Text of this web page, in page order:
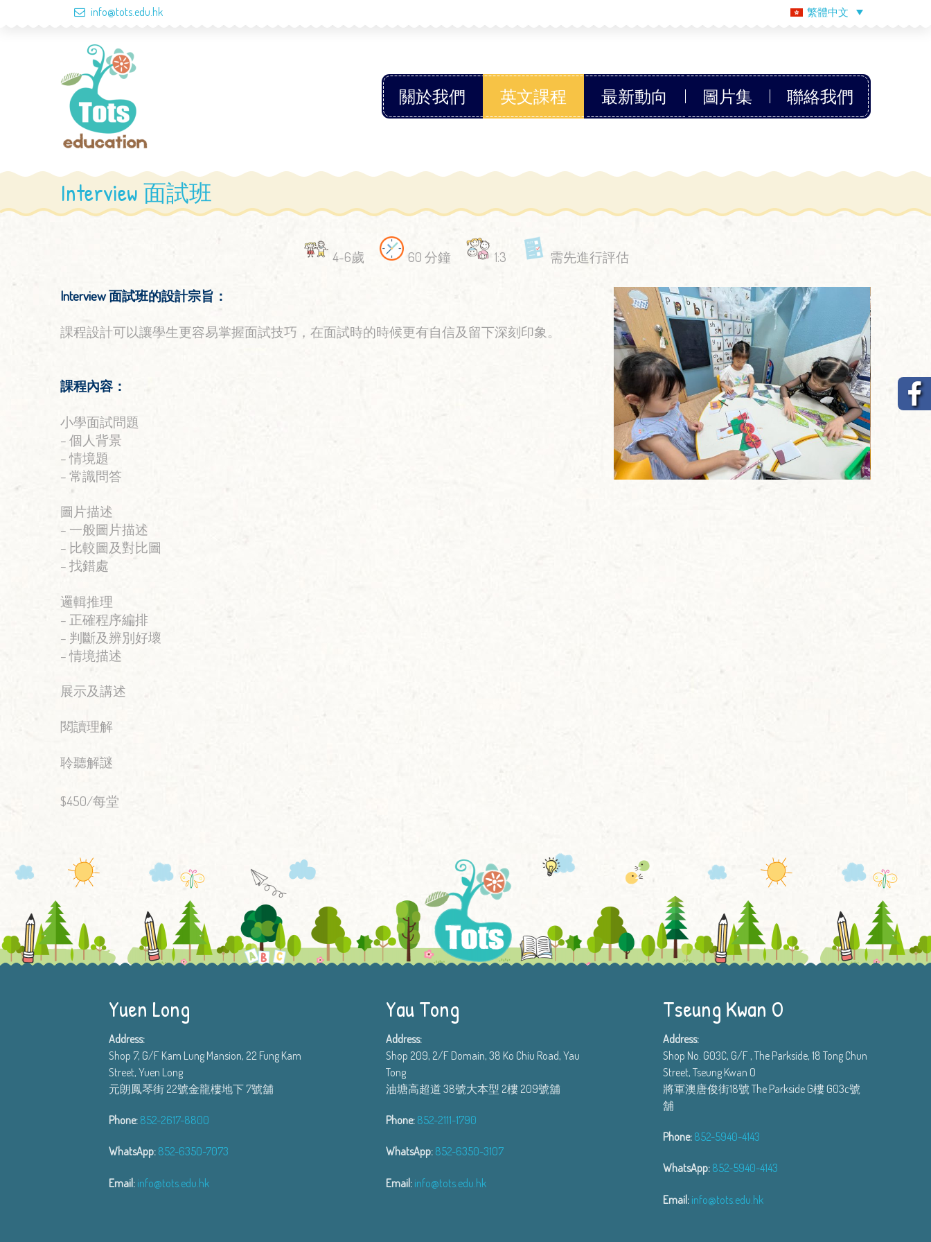
info@tots.edu.hk 繁體中文
關於我們 英文課程 最新動向 圖片集 聯絡我們
Interview 面試班
4-6歲 60 分鐘 1:3 需先進行評估
Interview 面試班的設計宗旨：
課程設計可以讓學生更容易掌握面試技巧，在面試時的時候更有自信及留下深刻印象。
課程內容：
小學面試問題
– 個人背景
– 情境題
– 常識問答
圖片描述
– 一般圖片描述
– 比較圖及對比圖
– 找錯處
邏輯推理
– 正確程序編排
– 判斷及辨別好壞
– 情境描述
展示及講述
閱讀理解
聆聽解謎
$450/每堂
Yuen Long
Address:
Shop 7, G/F Kam Lung Mansion, 22 Fung Kam
Street, Yuen Long
元朗鳳琴街 22號金龍樓地下 7號舖
Phone: 852-2617-8800
WhatsApp: 852-6350-7073
Email: info@tots.edu.hk
Yau Tong
Address:
Shop 209, 2/F Domain, 38 Ko Chiu Road, Yau
Tong
油塘高超道 38號大本型 2樓 209號舖
Phone: 852-2111-1790
WhatsApp: 852-6350-3107
Email: info@tots.edu.hk
Tseung Kwan O
Address:
Shop No. G03C, G/F , The Parkside, 18 Tong Chun
Street, Tseung Kwan O
將軍澳唐俊街18號 The Parkside G樓 G03c號
舖
Phone: 852-5940-4143
WhatsApp: 852-5940-4143
Email: info@tots.edu.hk